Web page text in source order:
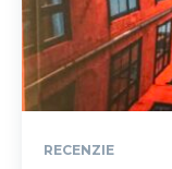
RECENZIE